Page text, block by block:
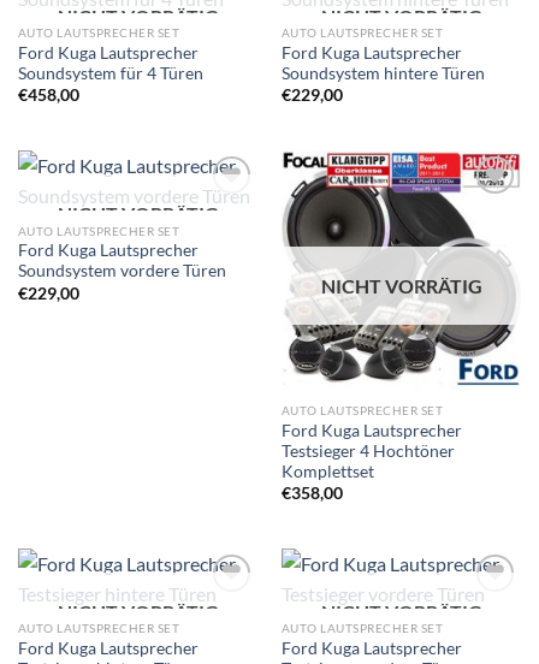
Zu
Wunschliste
hinzufügen
NICHT VORRÄTIG
AUTO LAUTSPRECHER SET
Ford Kuga Lautsprecher
Soundsystem für 4 Türen
€458,00
Zu
Wunschliste
hinzufügen
NICHT VORRÄTIG
AUTO LAUTSPRECHER SET
Ford Kuga Lautsprecher
Soundsystem hintere Türen
€229,00
Zu
Wunschliste
hinzufügen
NICHT VORRÄTIG
AUTO LAUTSPRECHER SET
Ford Kuga Lautsprecher
Soundsystem vordere Türen
€229,00
Wunschliste
hinzufügen
NICHT VORRÄTIG
AUTO LAUTSPRECHER SET
Ford Kuga Lautsprecher
Testsieger 4 Hochtöner
Komplettset
€358,00
Zu
Wunschliste
hinzufügen
NICHT VORRÄTIG
AUTO LAUTSPRECHER SET
Ford Kuga Lautsprecher
Zu
Wunschliste
hinzufügen
NICHT VORRÄTIG
AUTO LAUTSPRECHER SET
Ford Kuga Lautsprecher